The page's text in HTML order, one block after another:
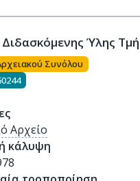
Διδασκόμενης Ύλης
Συνόλου
Αρχείο
κάλυψη